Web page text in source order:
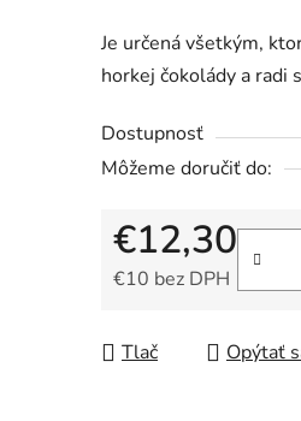
Je určená všetkým,
horkej čokolády a radi
Dostupnosť
Môžeme doručiť do:
€12,30
€10 bez DPH
Tlač Opýtať